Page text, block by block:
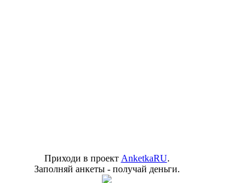
Приходи в проект AnketkaRU.
Заполняй анкеты - получай деньги.